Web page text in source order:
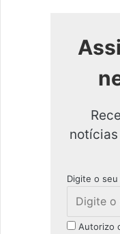
Digite o seu
Autorizo